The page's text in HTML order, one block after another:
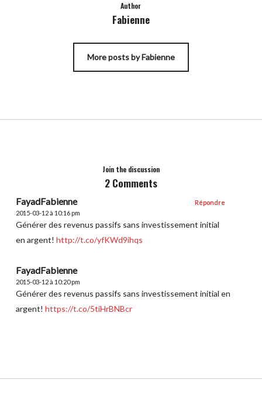
Author
Fabienne
More posts by Fabienne
Join the discussion
2 Comments
FayadFabienne
2015-03-12 à 10:16 pm
Générer des revenus passifs sans investissement initial
en argent! http://t.co/yfKWd9ihqs
Répondre
FayadFabienne
2015-03-12 à 10:20 pm
Générer des revenus passifs sans investissement initial en
argent! https://t.co/5tiHrBNBcr
Répondre